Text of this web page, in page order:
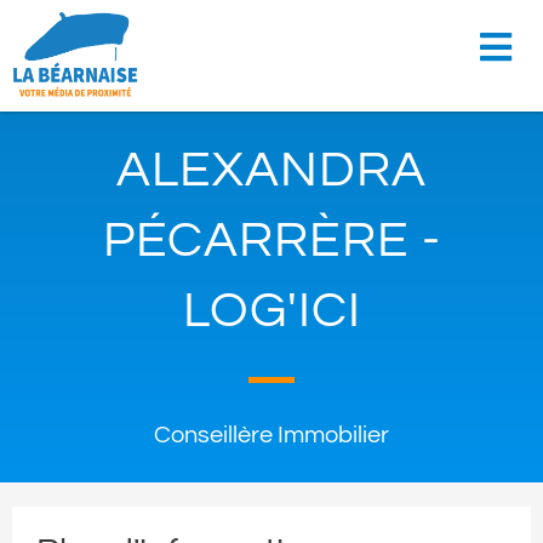
ALEXANDRA
PÉCARRÈRE -
LOG'ICI
Conseillère Immobilier